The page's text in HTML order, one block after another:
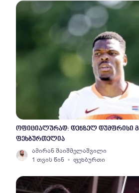
ოფიციალურად: დენზელ დუმფრისი
ფეხბურთელია
ამირან შაიშმელაშვილი
1 თვის წინ
ფეხბურთი